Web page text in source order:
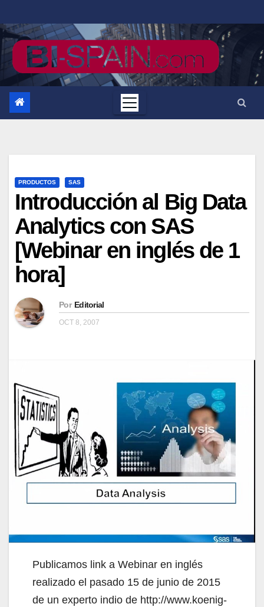
al
contenido
PRODUCTOS SAS
Introducción al Big Data
Analytics con SAS
[Webinar en inglés de 1
hora]
Por Editorial
OCT 8, 2007
Publicamos link a Webinar en inglés
realizado el pasado 15 de junio de 2015
de un experto indio de http://www.koenig-